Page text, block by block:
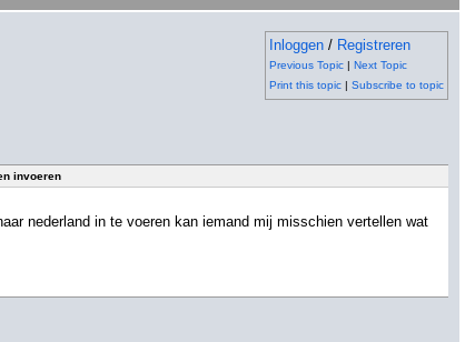
Inloggen / Registreren
Previous Topic | Next Topic
Print this topic | Subscribe to topic
invoeren
nederland in te voeren kan iemand mij misschien vertellen wat